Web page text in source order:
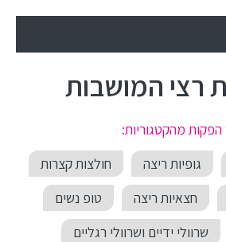
רצי המושבות
מהקטגוריות:
גופיות ריצה
חולצות קצרות
חצאיות ריצה
טופ נשים
שרוולי ידיים ושרוולי רגליים